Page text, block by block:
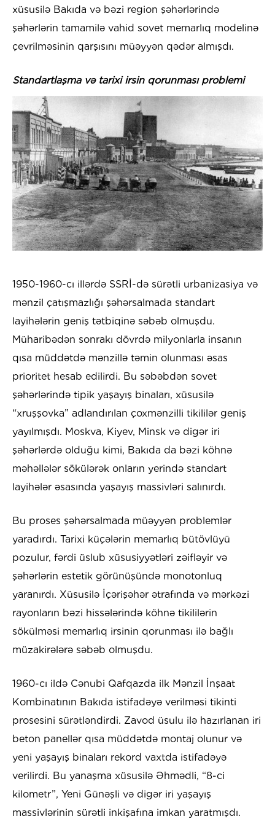
xüsusilə Bakıda və bəzi region şəhərlərində
şəhərlərin tamamilə vahid sovet memarlıq modelinə
çevrilməsinin qarşısını müəyyən qədər almışdı.
Standartlaşma və tarixi irsin qorunması problemi
1950-1960-cı illərdə SSRİ-də sürətli urbanizasiya və
mənzil çatışmazlığı şəhərsalmada standart
layihələrin geniş tətbiqinə səbəb olmuşdu.
Müharibədən sonrakı dövrdə milyonlarla insanın
qısa müddətdə mənzillə təmin olunması əsas
prioritet hesab edilirdi. Bu səbəbdən sovet
şəhərlərində tipik yaşayış binaları, xüsusilə
“xruşşovka” adlandırılan çoxmənzilli tikililər geniş
yayılmışdı. Moskva, Kiyev, Minsk və digər iri
şəhərlərdə olduğu kimi, Bakıda da bəzi köhnə
məhəllələr sökülərək onların yerində standart
layihələr əsasında yaşayış massivləri salınırdı.
Bu proses şəhərsalmada müəyyən problemlər
yaradırdı. Tarixi küçələrin memarlıq bütövlüyü
pozulur, fərdi üslub xüsusiyyətləri zəifləyir və
şəhərlərin estetik görünüşündə monotonluq
yaranırdı. Xüsusilə İçərişəhər ətrafında və mərkəzi
rayonların bəzi hissələrində köhnə tikililərin
sökülməsi memarlıq irsinin qorunması ilə bağlı
müzakirələrə səbəb olmuşdu.
1960-cı ildə Cənubi Qafqazda ilk Mənzil İnşaat
Kombinatının Bakıda istifadəyə verilməsi tikinti
prosesini sürətləndirdi. Zavod üsulu ilə hazırlanan iri
beton panellər qısa müddətdə montaj olunur və
yeni yaşayış binaları rekord vaxtda istifadəyə
verilirdi. Bu yanaşma xüsusilə Əhmədli, “8-ci
kilometr”, Yeni Günəşli və digər iri yaşayış
massivlərinin sürətli inkişafına imkan yaratmışdı.